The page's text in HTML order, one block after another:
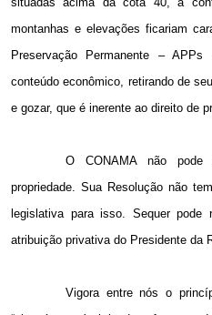
montanhas e elevações ficariam
Preservação Permanente –
conteúdo econômico, retirando de
e gozar, que é inerente ao direito de
O CONAMA não
propriedade. Sua Resolução não
legislativa para isso. Sequer
atribuição privativa do Presidente da
Vigora entre nós o